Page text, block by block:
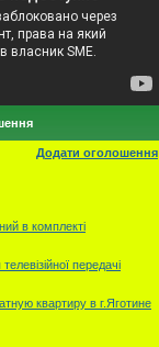
Додати оголошення
в комплекті
передачі
квартиру в г.Яготине